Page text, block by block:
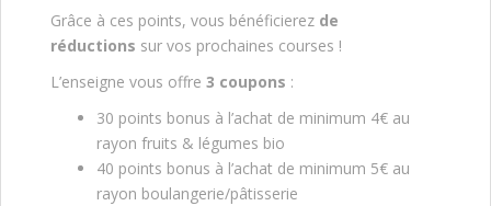
Grâce à ces points, vous bénéficierez de
réductions sur vos prochaines courses !
L’enseigne vous offre 3 coupons :
30 points bonus à l’achat de minimum 4€ au
rayon fruits & légumes bio
40 points bonus à l’achat de minimum 5€ au
rayon boulangerie/pâtisserie